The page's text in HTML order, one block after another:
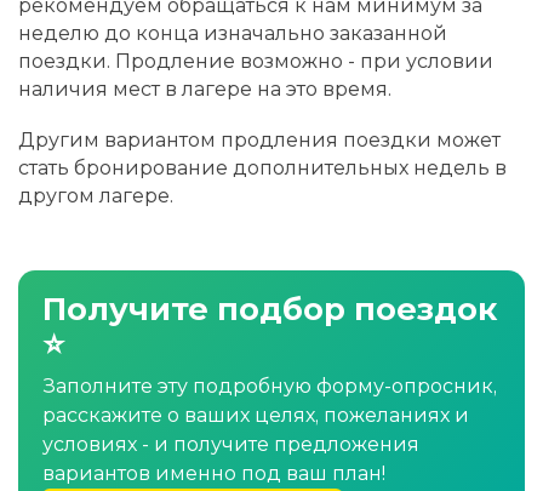
рекомендуем обращаться к нам минимум за
неделю до конца изначально заказанной
поездки. Продление возможно - при условии
наличия мест в лагере на это время.
Другим вариантом продления поездки может
стать бронирование дополнительных недель в
другом лагере.
Получите подбор поездок
⭐
Заполните эту подробную форму-опросник,
расскажите о ваших целях, пожеланиях и
условиях - и получите предложения
вариантов именно под ваш план!